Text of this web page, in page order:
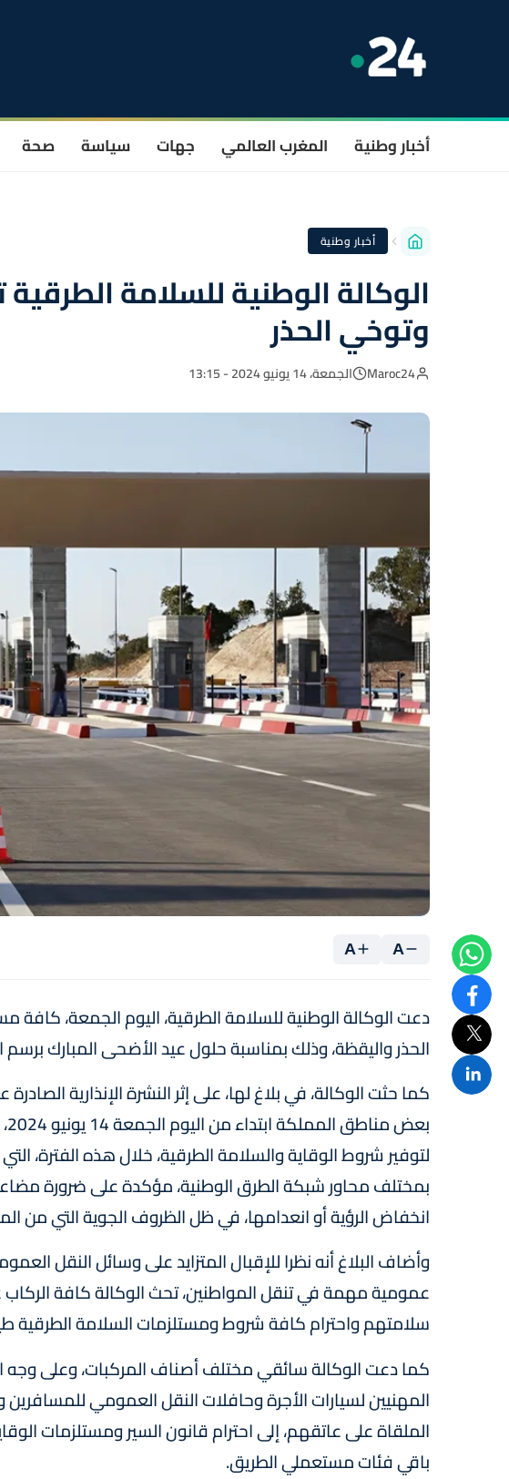
أخبار وطنية المغرب العالمي جهات سياسة صحة
أخبار وطنية
الوكالة الوطنية للسلامة
وتوخي الحذر
Maroc24 الجمعة، 14 يونيو 2024 - 13:15
A
A
دعت الوكالة الوطنية للسلامة الطرقية، اليوم الجمعة،
الحذر واليقظة، وذلك بمناسبة حلول عيد الأضحى المبارك برسم
كما حثت الوكالة، في بلاغ لها، على إثر النشرة الإنذارية
لتوفير شروط الوقاية والسلامة الطرقية، خلال هذه الفترة،
بمختلف محاور شبكة الطرق الوطنية، مؤكدة على ضرورة
انخفاض الرؤية أو انعدامها، في ظل الظروف الجوية التي من
وأضاف البلاغ أنه نظرا للإقبال المتزايد على وسائل النقل
عمومية مهمة في تنقل المواطنين، تحث الوكالة كافة
سلامتهم واحترام كافة شروط ومستلزمات السلامة الطرقية
كما دعت الوكالة سائقي مختلف أصناف المركبات، وعلى
المهنيين لسيارات الأجرة وحافلات النقل العمومي
الملقاة على عاتقهم، إلى احترام قانون السير ومستلزمات
باقي فئات مستعملي الطريق.